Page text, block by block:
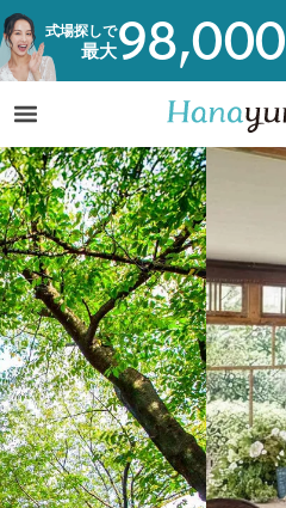
式場探しで
最大98,000